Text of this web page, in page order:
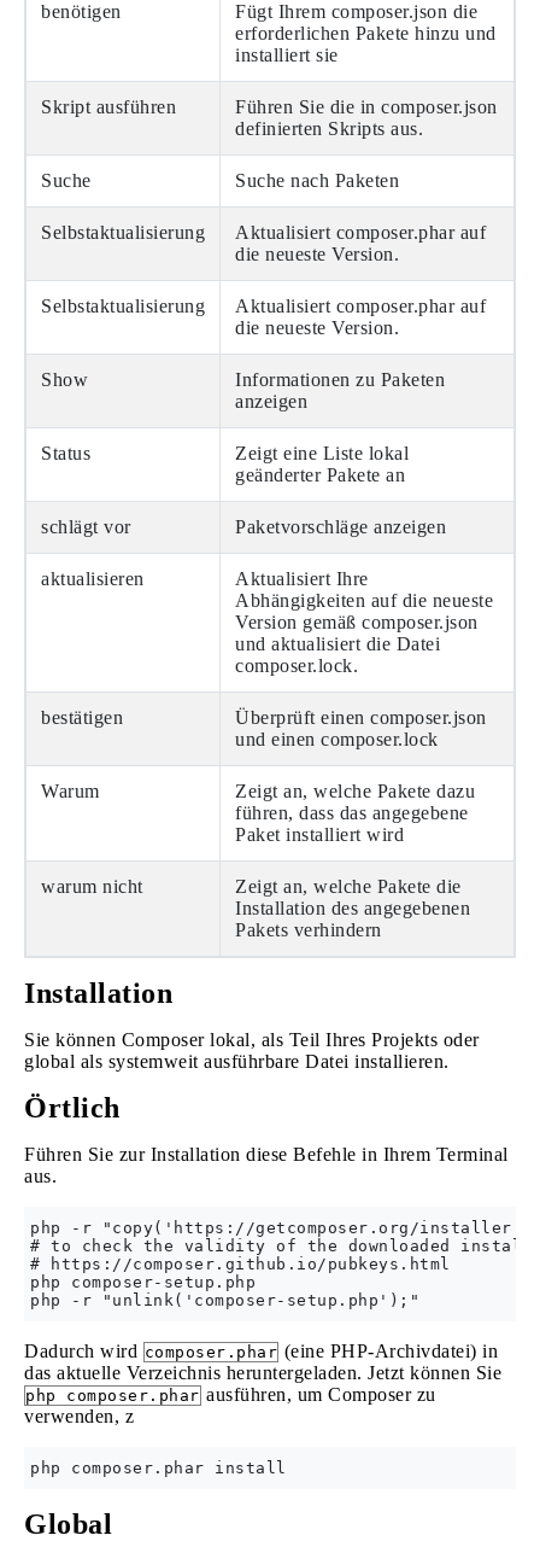
benötigen
Fügt Ihrem composer.json die
erforderlichen Pakete hinzu und
installiert sie
Skript ausführen
Führen Sie die in composer.json
definierten Skripts aus.
Suche Suche nach Paketen
Selbstaktualisierung
Aktualisiert composer.phar auf
die neueste Version.
Selbstaktualisierung
Aktualisiert composer.phar auf
die neueste Version.
Show
Informationen zu Paketen
anzeigen
Status
Zeigt eine Liste lokal
geänderter Pakete an
schlägt vor Paketvorschläge anzeigen
aktualisieren
Aktualisiert Ihre
Abhängigkeiten auf die neueste
Version gemäß composer.json
und aktualisiert die Datei
composer.lock.
bestätigen
Überprüft einen composer.json
und einen composer.lock
Warum
Zeigt an, welche Pakete dazu
führen, dass das angegebene
Paket installiert wird
warum nicht
Zeigt an, welche Pakete die
Installation des angegebenen
Pakets verhindern
Installation
Sie können Composer lokal, als Teil Ihres Projekts oder
global als systemweit ausführbare Datei installieren.
Örtlich
Führen Sie zur Installation diese Befehle in Ihrem Terminal
aus.
php -r "copy('https://getcomposer.org/installer',
# to check the validity of the downloaded
# https://composer.github.io/pubkeys.html
php composer-setup.php
Dadurch wird composer.phar (eine PHP-Archivdatei) in
das aktuelle Verzeichnis heruntergeladen. Jetzt können Sie
php composer.phar ausführen, um Composer zu
verwenden, z
Global